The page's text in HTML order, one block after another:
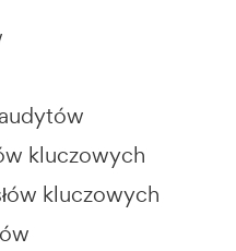
kluczowych
kluczowych